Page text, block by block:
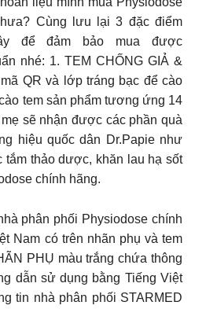
Cùng lưu lại 3 đặc điểm
để đảm bảo mua được
nhé: 1. TEM CHỐNG GIẢ &
QR và lớp tráng bạc để cào
tem sản phẩm tương ứng 14
sẽ nhận được các phần quà
hiệu quốc dân Dr.Papie như
tắm thảo dược, khăn lau hạ sốt
chính hãng.
phân phối Physiodose chính
Nam có trên nhãn phụ và tem
PHỤ màu trắng chứa thông
dẫn sử dụng bằng Tiếng Việt
tin nhà phân phối STARMED